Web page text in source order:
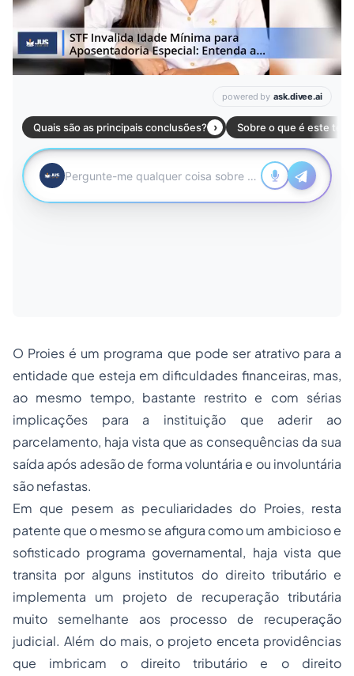
O Proies é um programa que pode ser atrativo para a
entidade que esteja em dificuldades financeiras, mas,
ao mesmo tempo, bastante restrito e com sérias
implicações para a instituição que aderir ao
parcelamento, haja vista que as consequências da sua
saída após adesão de forma voluntária e ou involuntária
são nefastas.
Em que pesem as peculiaridades do Proies, resta
patente que o mesmo se afigura como um ambicioso e
sofisticado programa governamental, haja vista que
transita por alguns institutos do direito tributário e
implementa um projeto de recuperação tributária
muito semelhante aos processo de recuperação
judicial. Além do mais, o projeto enceta providências
que imbricam o direito tributário e o direito